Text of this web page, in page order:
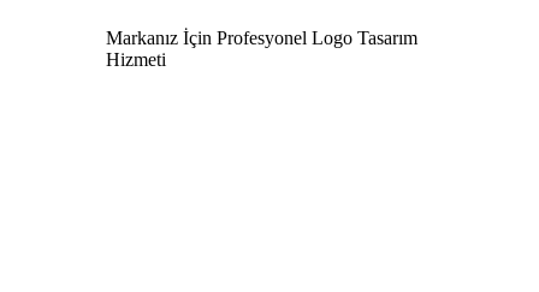
Markanız İçin Profesyonel Logo Tasarım
Hizmeti